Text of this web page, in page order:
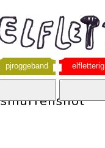
pjroggeband elfletterig
smurfensnot